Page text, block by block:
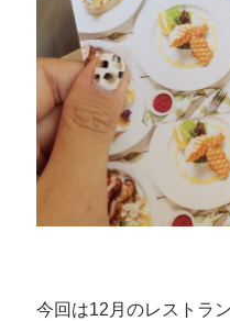
今回は12月のレストラ